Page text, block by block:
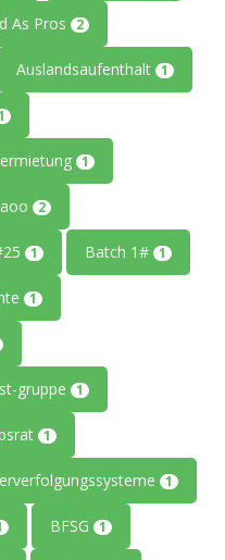
As Pros 2
Auslandsaufenthalt 1
1
2
1 Batch 1# 1
1
gruppe 1
1
1
BFSG 1